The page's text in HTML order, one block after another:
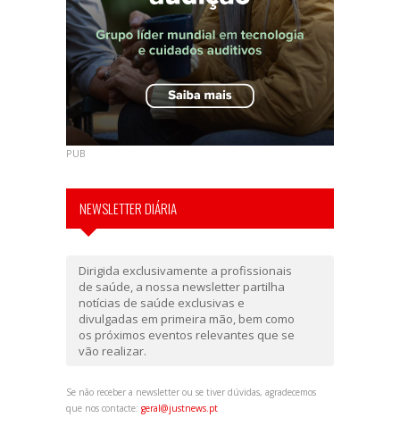
PUB
NEWSLETTER DIÁRIA
Dirigida exclusivamente a profissionais
de saúde, a nossa newsletter partilha
notícias de saúde exclusivas e
divulgadas em primeira mão, bem como
os próximos eventos relevantes que se
vão realizar.
Se não receber a newsletter ou se tiver dúvidas, agradecemos
que nos contacte: geral@justnews.pt